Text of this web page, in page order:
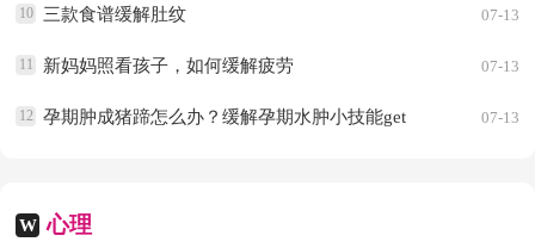
10 07-13
三款食谱缓解肚纹
11 07-13
新妈妈照看孩子，如何缓解疲劳
12 07-13
孕期肿成猪蹄怎么办？缓解孕期水肿小技能get
W 心理